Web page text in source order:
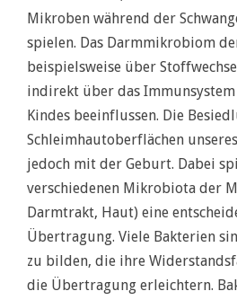
Mikroben während der
spielen. Das Darmmikrobiom
beispielsweise über
indirekt über das
Kindes beeinflussen. Die
Schleimhautoberflächen
jedoch mit der Geburt. Dabei
verschiedenen Mikrobiota der
Darmtrakt, Haut) eine
Übertragung. Viele Bakterien
zu bilden, die ihre
die Übertragung erleichtern.